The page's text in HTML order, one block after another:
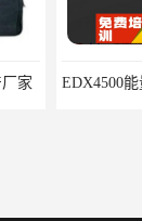
家